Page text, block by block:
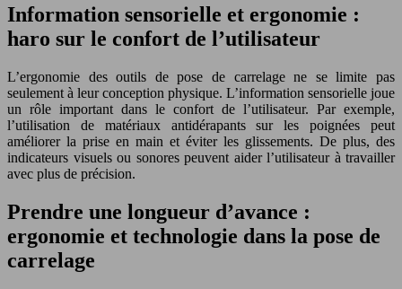
Information sensorielle et ergonomie :
haro sur le confort de l’utilisateur
L’ergonomie des outils de pose de carrelage ne se limite pas
seulement à leur conception physique. L’information sensorielle joue
un rôle important dans le confort de l’utilisateur. Par exemple,
l’utilisation de matériaux antidérapants sur les poignées peut
améliorer la prise en main et éviter les glissements. De plus, des
indicateurs visuels ou sonores peuvent aider l’utilisateur à travailler
avec plus de précision.
Prendre une longueur d’avance :
ergonomie et technologie dans la pose de
carrelage